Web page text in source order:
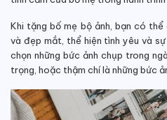
Khi tặng bố mẹ bộ ảnh, bạn có
và đẹp mắt, thể hiện tình yêu và
chọn những bức ảnh chụp trong
trọng, hoặc thậm chí là những bức